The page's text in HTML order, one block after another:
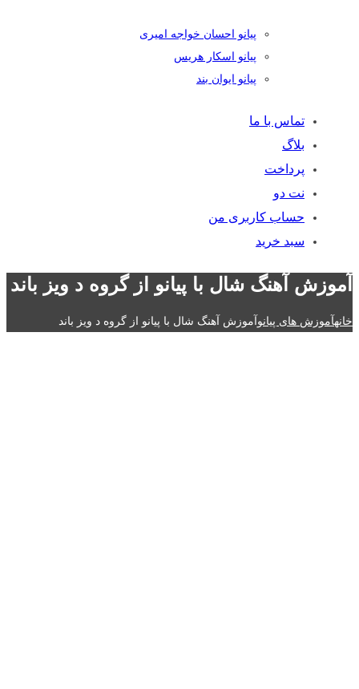
پیانو احسان خواجه امیری
پیانو اسکار هریس
پیانو ایوان بند
تماس با ما
بلاگ
پرداخت
نت دو
حساب کاربری من
سبد خرید
آموزش آهنگ شال با پیانو از گروه د ویز باند
خانهآموزش های پیانوآموزش آهنگ شال با پیانو از گروه د ویز باند